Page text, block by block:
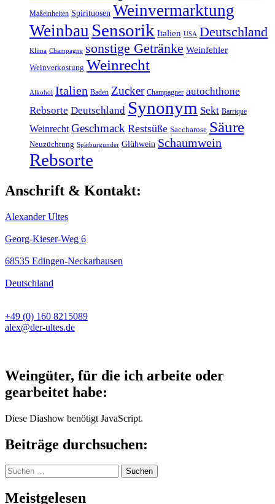
Maßeinheiten Spirituosen Weinvermarktung
Weinbau Sensorik Italien USA Deutschland
Klima Champagne sonstige Getränke Weinfehler
Weinverkostung Weinrecht
Alkohol Italien Baden Zucker Champagner autochthone
Rebsorte Deutschland Synonym Sekt Barrique
Weinrecht Geschmack Restsüße Saccharose Säure
Neuzüchtung Spätburgunder Glühwein Schaumwein
Rebsorte
Anschrift & Kontakt:
Alexander Ultes
Georg-Kieser-Weg 6
68535 Edingen-Neckarhausen
Deutschland
+49 (0) 160 8215089
alex@der-ultes.de
Weingüter, für die ich arbeite oder
gearbeitet habe:
Diese Diashow benötigt JavaScript.
Beiträge durchsuchen:
Suchen
nach:
Meistgelesen